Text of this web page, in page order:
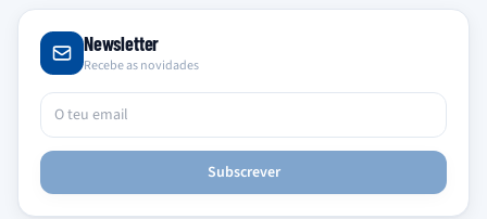
Newsletter
Recebe as novidades
Subscrever